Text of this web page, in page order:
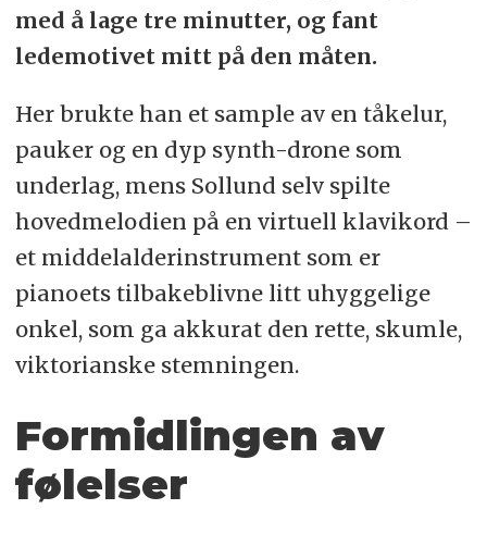
med å lage tre minutter, og fant
ledemotivet mitt på den måten.
Her brukte han et sample av en tåkelur,
pauker og en dyp synth-drone som
underlag, mens Sollund selv spilte
hovedmelodien på en virtuell klavikord –
et middelalderinstrument som er
pianoets tilbakeblivne litt uhyggelige
onkel, som ga akkurat den rette, skumle,
viktorianske stemningen.
Formidlingen av
følelser